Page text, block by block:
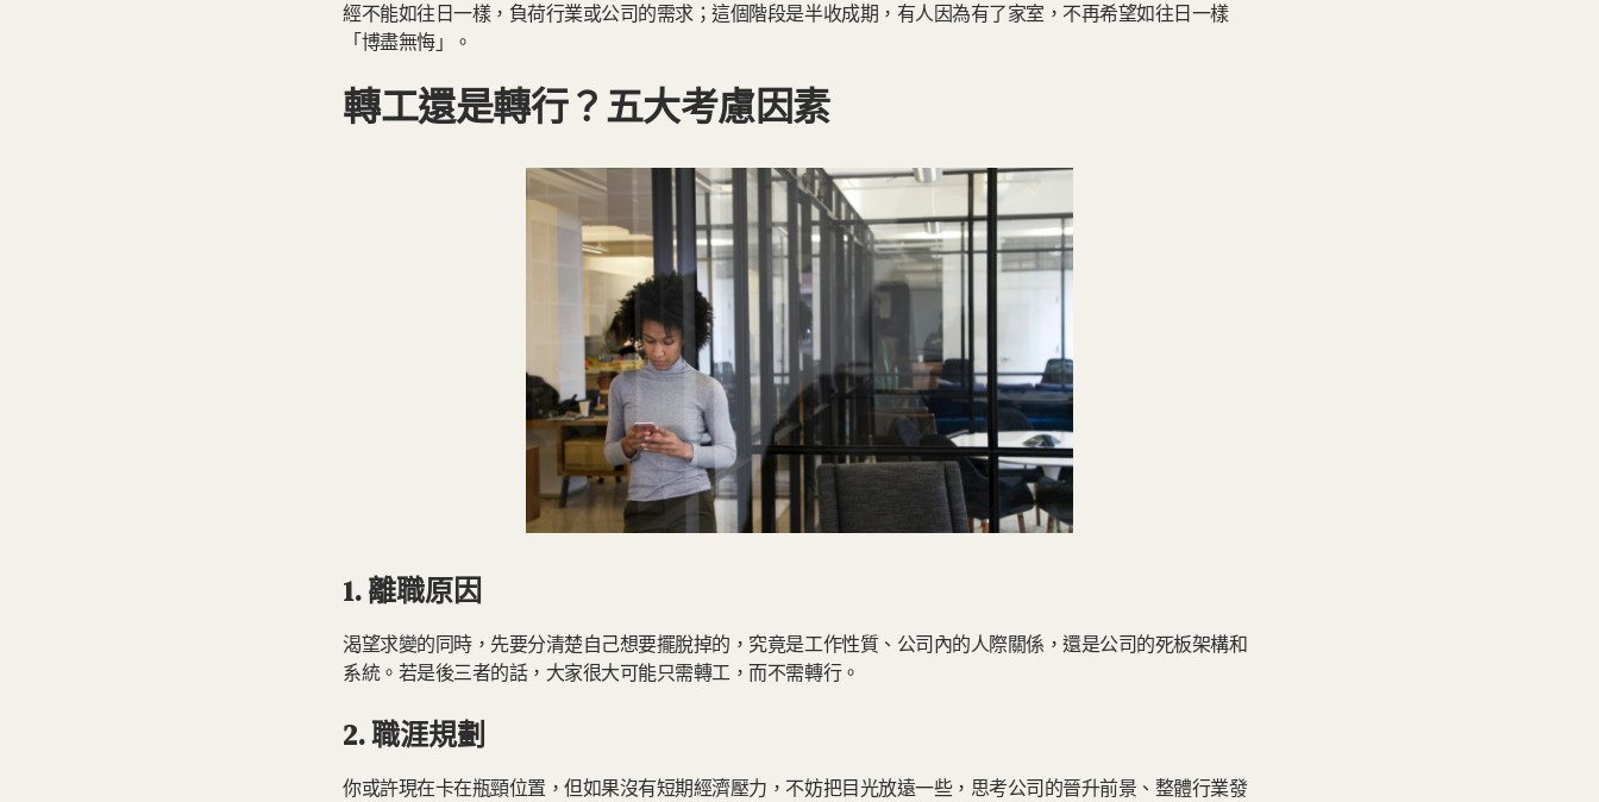
經不能如往日一樣，負荷行業或公司的需求；這個階段是半收成期，有人因為有了家室，不再希望如往日一樣
「博盡無悔」。
轉工還是轉行？五大考慮因素
1. 離職原因
渴望求變的同時，先要分清楚自己想要擺脫掉的，究竟是工作性質、公司內的人際關係，還是公司的死板架構和
系統。若是後三者的話，大家很大可能只需轉工，而不需轉行。
2. 職涯規劃
你或許現在卡在瓶頸位置，但如果沒有短期經濟壓力，不妨把目光放遠一些，思考公司的晉升前景、整體行業發